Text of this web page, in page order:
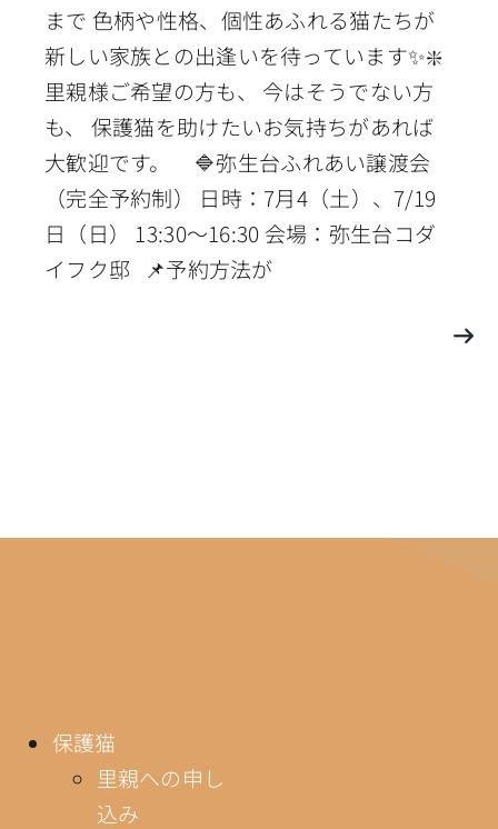
まで 色柄や性格、個性あふれる猫たちが
新しい家族との出逢いを待っています✨❇️
里親様ご希望の方も、 今はそうでない方
も、 保護猫を助けたいお気持ちがあれば
大歓迎です。 🔷弥生台ふれあい譲渡会
（完全予約制） 日時：7月4（土）、7/19
日（日） 13:30〜16:30 会場：弥生台コダ
イフク邸 📌予約方法が
保護猫
里親への申し
込み